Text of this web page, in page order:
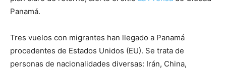
Panamá.
Tres vuelos con migrantes han llegado a Panamá
procedentes de Estados Unidos (EU). Se trata de
personas de nacionalidades diversas: Irán, China,